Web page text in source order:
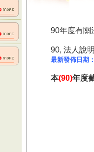
90年度有關
90, 法人說
最新發佈日期
本(90)年度